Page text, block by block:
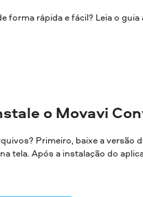
forma rápida e fácil? Leia o
o Movavi
Primeiro, baixe a
tela. Após a instalação do